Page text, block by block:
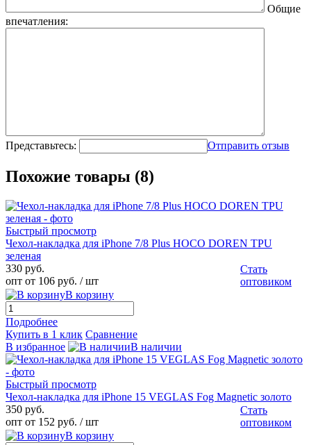
Общие
впечатления:
Представьтесь: Отправить отзыв
Похожие товары (8)
Быстрый просмотр
Чехол-накладка для iPhone 7/8 Plus HOCO DOREN TPU
зеленая
330 руб.
опт от 106 руб. / шт
Стать
оптовиком
В корзину
Подробнее
Купить в 1 клик Сравнение
В избранное
В наличии
Быстрый просмотр
Чехол-накладка для iPhone 15 VEGLAS Fog Magnetic золото
350 руб.
опт от 152 руб. / шт
Стать
оптовиком
В корзину